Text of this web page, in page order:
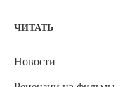
ЧИТАТЬ
Новости